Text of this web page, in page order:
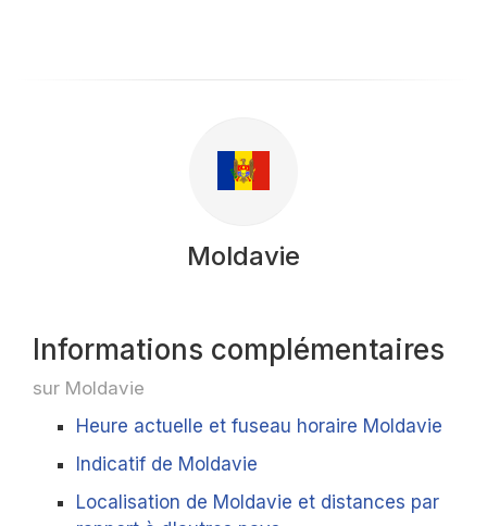
Moldavie
Informations complémentaires
sur Moldavie
Heure actuelle et fuseau horaire Moldavie
Indicatif de Moldavie
Localisation de Moldavie et distances par